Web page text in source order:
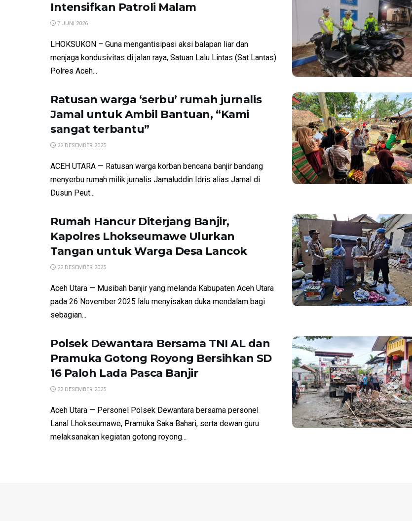
Intensifkan Patroli Malam
7 JUNI 2026
​LHOKSUKON – Guna mengantisipasi aksi balapan liar dan
menjaga kondusivitas di jalan raya, Satuan Lalu Lintas (Sat Lantas)
Polres Aceh...
Ratusan warga ‘serbu’ rumah jurnalis
Jamal untuk Ambil Bantuan, “Kami
sangat terbantu”
22 DESEMBER 2025
ACEH UTARA — Ratusan warga korban bencana banjir bandang
menyerbu rumah milik jurnalis Jamaluddin Idris alias Jamal di
Dusun Peut...
Rumah Hancur Diterjang Banjir,
Kapolres Lhokseumawe Ulurkan
Tangan untuk Warga Desa Lancok
22 DESEMBER 2025
Aceh Utara — Musibah banjir yang melanda Kabupaten Aceh Utara
pada 26 November 2025 lalu menyisakan duka mendalam bagi
sebagian...
Polsek Dewantara Bersama TNI AL dan
Pramuka Gotong Royong Bersihkan SD
16 Paloh Lada Pasca Banjir
22 DESEMBER 2025
Aceh Utara — Personel Polsek Dewantara bersama personel
Lanal Lhokseumawe, Pramuka Saka Bahari, serta dewan guru
melaksanakan kegiatan gotong royong...